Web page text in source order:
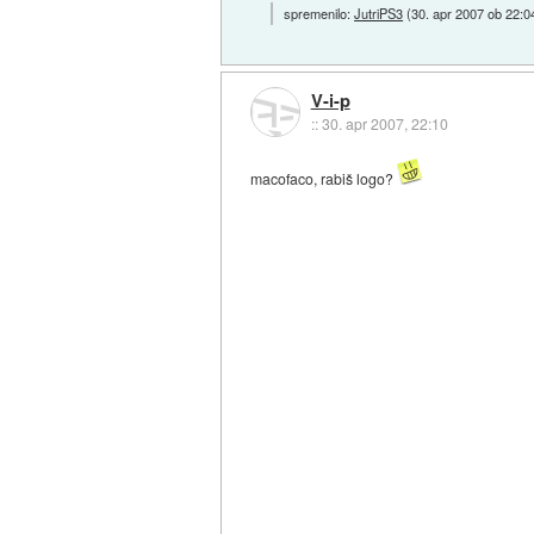
spremenilo:JutriPS3(30. apr 2007 ob
V-i-p
::30. apr 2007, 22:10
macofaco, rabiš logo?